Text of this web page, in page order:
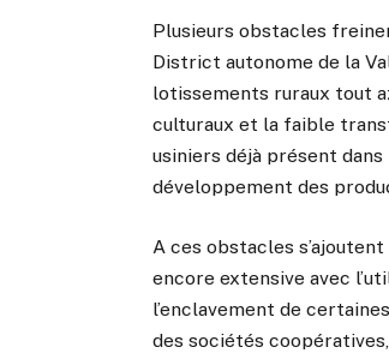
Plusieurs obstacles
District autonome de la
lotissements ruraux tout
culturaux et la faible
usiniers déjà présent
développement des
A ces obstacles
encore extensive avec
l’enclavement de
des sociétés